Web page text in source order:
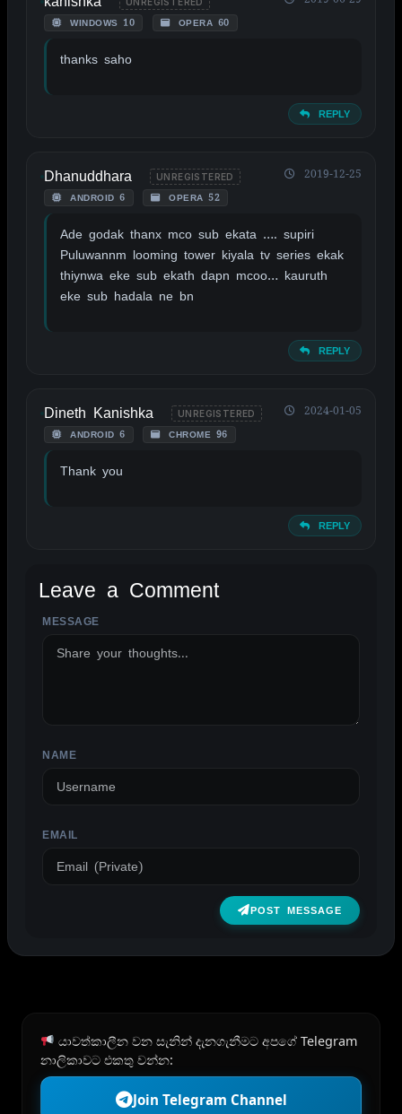
UNREGISTERED
WINDOWS 10 OPERA 60
thanks saho
REPLY
Dhanuddhara UNREGISTERED
ANDROID 6 OPERA 52
2019-12-25
Ade godak thanx mco sub ekata …. supiri
Puluwannm looming tower kiyala tv series ekak
thiynwa eke sub ekath dapn mcoo… kauruth
eke sub hadala ne bn
REPLY
Dineth Kanishka UNREGISTERED
ANDROID 6 CHROME 96
2024-01-05
Thank you
REPLY
Leave a Comment
MESSAGE
NAME
EMAIL
POST MESSAGE
ALTERNATIVE:
යාවත්කාලීන වන සැනින් දැනගැනීමට අපගේ Telegram
නාලිකාවට එකතු වන්න:
Join Telegram Channel